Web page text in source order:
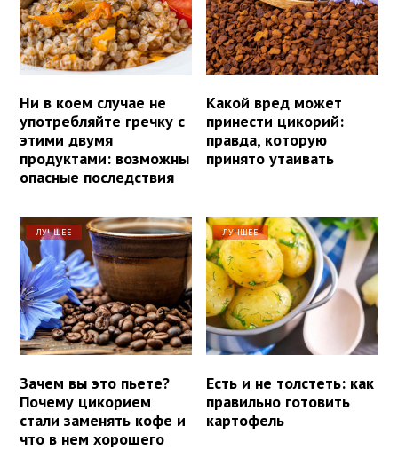
Ни в коем случае не
употребляйте гречку с
этими двумя
продуктами: возможны
опасные последствия
Какой вред может
принести цикорий:
правда, которую
принято утаивать
ЛУЧШЕЕ
Зачем вы это пьете?
Почему цикорием
стали заменять кофе и
что в нем хорошего
ЛУЧШЕЕ
Есть и не толстеть: как
правильно готовить
картофель